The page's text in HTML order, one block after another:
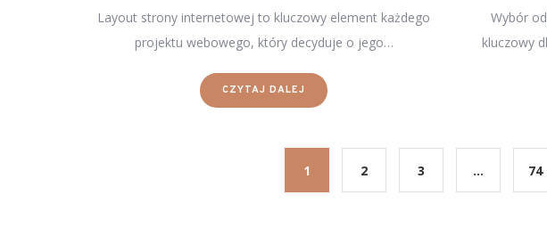
Layout strony internetowej to kluczowy element każdego
projektu webowego, który decyduje o jego…
CZYTAJ DALEJ
Wybór
kluczowy
1 2 3 … 74